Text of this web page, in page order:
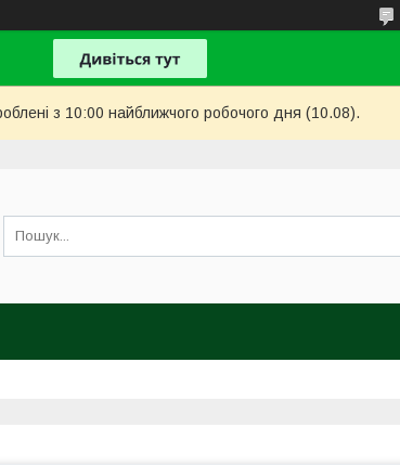
з 10:00 найближчого робочого дня (10.08).